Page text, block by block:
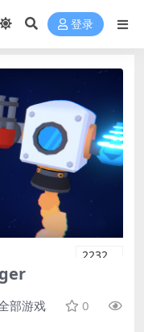
登录
2232
部游戏
0